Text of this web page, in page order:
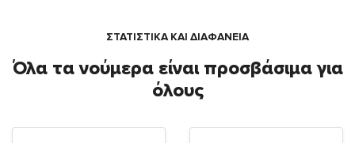
ΣΤΑΤΙΣΤΙΚΑ ΚΑΙ ΔΙΑΦΑΝΕΙΑ
Όλα τα νούμερα είναι προσβάσιμα για
όλους